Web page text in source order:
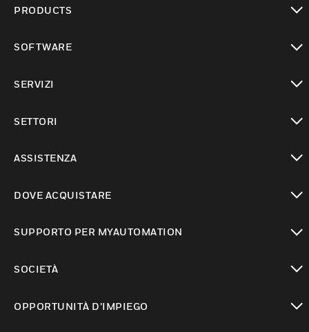
PRODUCTS
SOFTWARE
SERVIZI
SETTORI
ASSISTENZA
DOVE ACQUISTARE
SUPPORTO PER MYAUTOMATION
SOCIETÀ
OPPORTUNITÀ D’IMPIEGO